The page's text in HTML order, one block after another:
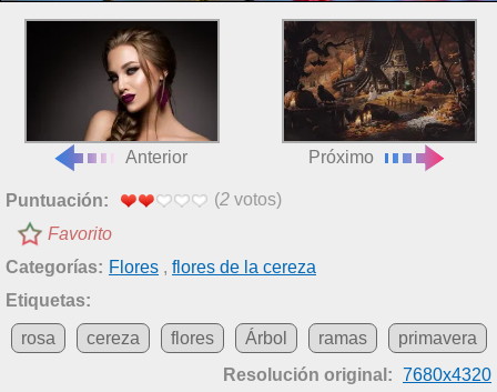
Anterior Próximo
Puntuación: (2 votos)
Favorito
Categorías: Flores , flores de la cereza
Etiquetas:
rosa
cereza flores Árbol ramas
primavera
Resolución original: 7680x4320